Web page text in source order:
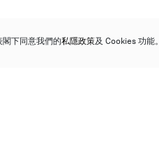
下同意我們的私隱政策及 Cookies 功能。